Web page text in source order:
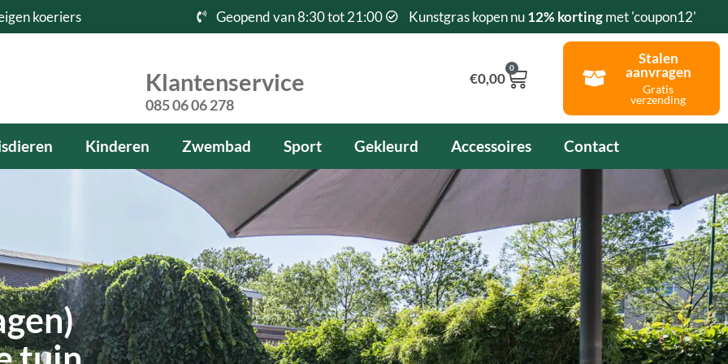
koeriers Geopend van 8:30 tot 21:00 Kunstgras kopen nu12% kortingmet 'coupon12'
Klantenservice
085 06 06 278
€0,00
0
Winkelwagen
Stalen
aanvragen
Gratis
verzending
Kinderen Zwembad Sport Gekleurd Accessoires Contact